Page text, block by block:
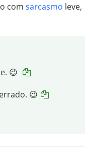
com sarcasmo leve,
😉
😉